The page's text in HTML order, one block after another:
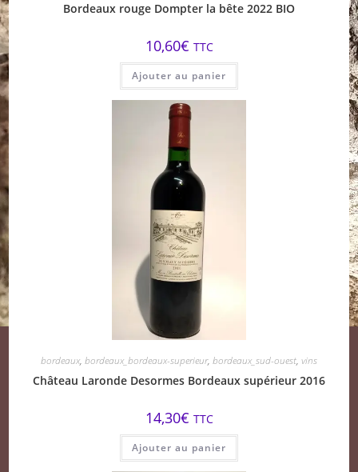
Bordeaux rouge Dompter la bête 2022 BIO
10,60€ TTC
Ajouter au panier
bordeaux, bordeaux_bordeaux-superieur, bordeaux_sud-ouest, vins
Château Laronde Desormes Bordeaux supérieur 2016
14,30€ TTC
Ajouter au panier